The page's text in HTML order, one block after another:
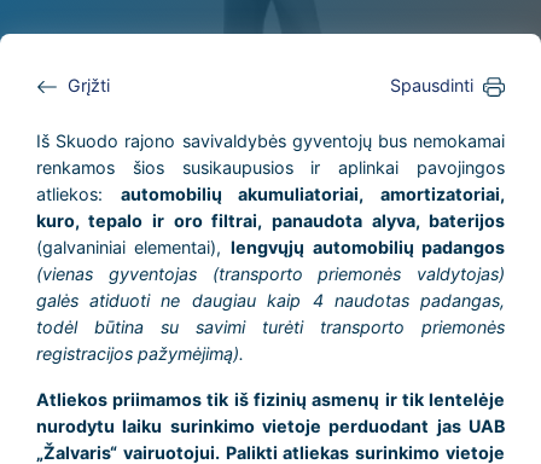
Grįžti Spausdinti
Iš Skuodo rajono savivaldybės gyventojų bus nemokamai
renkamos šios susikaupusios ir aplinkai pavojingos
atliekos: automobilių akumuliatoriai, amortizatoriai,
kuro, tepalo ir oro filtrai, panaudota alyva, baterijos
(galvaniniai elementai), lengvųjų automobilių padangos
(vienas gyventojas (transporto priemonės valdytojas)
galės atiduoti ne daugiau kaip 4 naudotas padangas,
todėl būtina su savimi turėti transporto priemonės
registracijos pažymėjimą).
Atliekos priimamos tik iš fizinių asmenų ir tik lentelėje
nurodytu laiku surinkimo vietoje perduodant jas UAB
„Žalvaris“ vairuotojui. Palikti atliekas surinkimo vietoje